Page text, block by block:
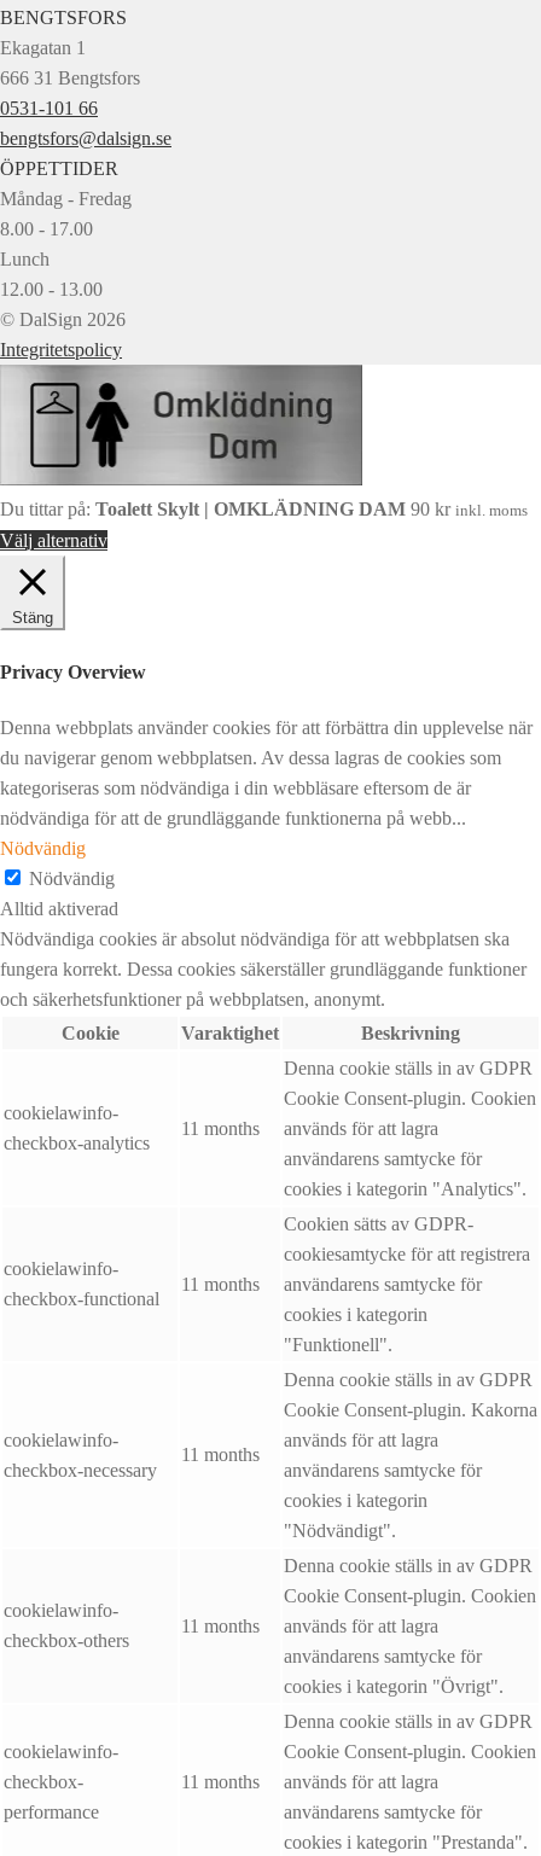
BENGTSFORS
Ekagatan 1
666 31 Bengtsfors
0531-101 66
bengtsfors@dalsign.se
ÖPPETTIDER
Måndag - Fredag
8.00 - 17.00
Lunch
12.00 - 13.00
© DalSign 2026
Integritetspolicy
Du tittar på: Toalett Skylt | OMKLÄDNING DAM 90 kr inkl. moms
Välj alternativ
Stäng
Privacy Overview
Denna webbplats använder cookies för att förbättra din upplevelse när
du navigerar genom webbplatsen. Av dessa lagras de cookies som
kategoriseras som nödvändiga i din webbläsare eftersom de är
nödvändiga för att de grundläggande funktionerna på webb...
Nödvändig
Nödvändig
Alltid aktiverad
Nödvändiga cookies är absolut nödvändiga för att webbplatsen ska
fungera korrekt. Dessa cookies säkerställer grundläggande funktioner
och säkerhetsfunktioner på webbplatsen, anonymt.
Cookie
Varaktighet Beskrivning
cookielawinfo-
checkbox-analytics
11 months
Denna cookie ställs in av GDPR
Cookie Consent-plugin. Cookien
används för att lagra
användarens samtycke för
cookies i kategorin "Analytics".
cookielawinfo-
checkbox-functional
11 months
Cookien sätts av GDPR-
cookiesamtycke för att registrera
användarens samtycke för
cookies i kategorin
"Funktionell".
cookielawinfo-
checkbox-necessary
11 months
Denna cookie ställs in av GDPR
Cookie Consent-plugin. Kakorna
används för att lagra
användarens samtycke för
cookies i kategorin
"Nödvändigt".
cookielawinfo-
checkbox-others
11 months
Denna cookie ställs in av GDPR
Cookie Consent-plugin. Cookien
används för att lagra
användarens samtycke för
cookies i kategorin "Övrigt".
cookielawinfo-
checkbox-
performance
11 months
Denna cookie ställs in av GDPR
Cookie Consent-plugin. Cookien
används för att lagra
användarens samtycke för
cookies i kategorin "Prestanda".